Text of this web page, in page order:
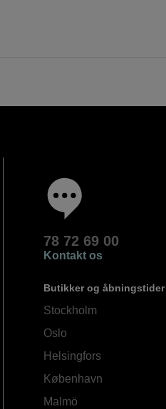
78 72 69 00
Kontakt os
Butikker og åbningstider
Stockholm
Oslo
Helsingfors
København
Malmö